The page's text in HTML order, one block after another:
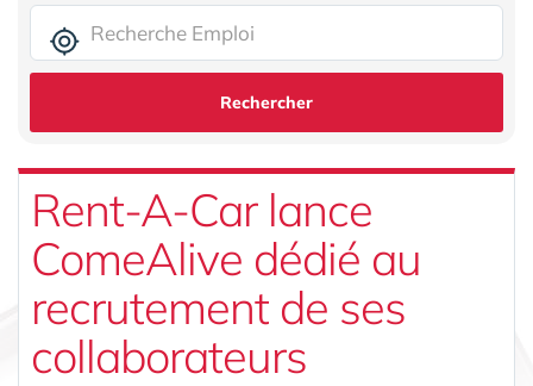
Rechercher
Rent-A-Car lance
ComeAlive dédié au
recrutement de ses
collaborateurs